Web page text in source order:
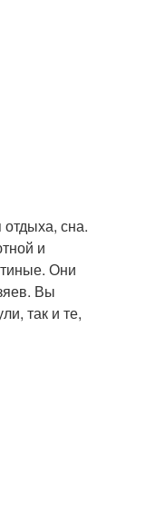
сна.
и
Они
Вы
так и те,